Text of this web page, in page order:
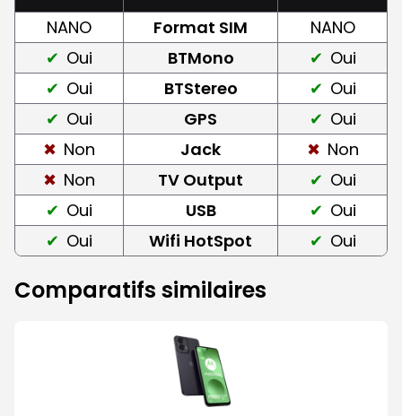
NANO Format SIM
NANO
Oui
BTMono
Oui
Oui
BTStereo
Oui
Oui
GPS
Oui
Non
Jack
Non
Non
TV Output
Oui
Oui
USB
Oui
Oui
Wifi HotSpot Oui
Comparatifs similaires